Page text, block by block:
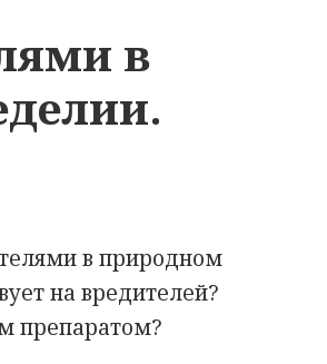
в
в природном
на вредителей?
препаратом?